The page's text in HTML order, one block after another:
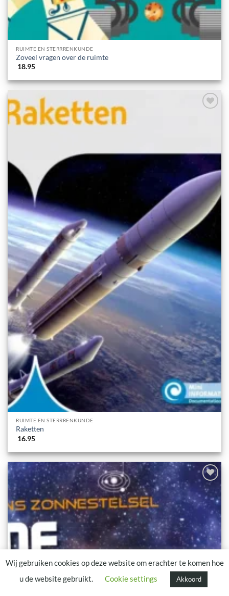
RUIMTE EN STERRRENKUNDE
Zoveel vragen over de ruimte
18.95
RUIMTE EN STERRRENKUNDE
Raketten
16.95
Advies nodig?